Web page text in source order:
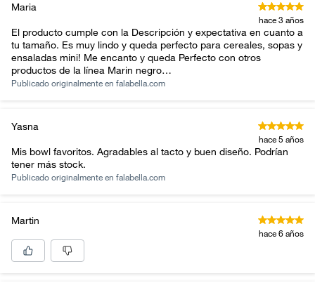
Maria
hace 3 años
El producto cumple con la Descripción y expectativa en cuanto a
tu tamaño. Es muy lindo y queda perfecto para cereales, sopas y
ensaladas mini! Me encanto y queda Perfecto con otros
productos de la línea Marin negro…
Publicado originalmente en falabella.com
Yasna
hace 5 años
Mis bowl favoritos. Agradables al tacto y buen diseño. Podrían
tener más stock.
Publicado originalmente en falabella.com
Martin
hace 6 años